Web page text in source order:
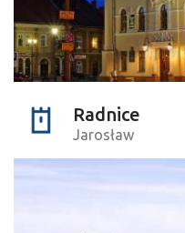
Radnice
Jarosław